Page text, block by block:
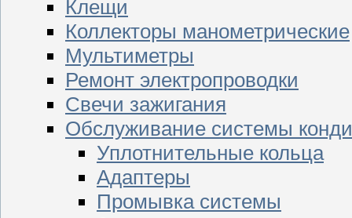
Клещи
Коллекторы манометрические
Мультиметры
Ремонт электропроводки
Свечи зажигания
Обслуживание системы
Уплотнительные кольца
Адаптеры
Промывка системы